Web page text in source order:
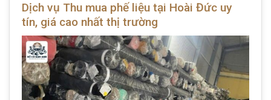
Dịch vụ Thu mua phế liệu tại Hoài Đức uy
tín, giá cao nhất thị trường